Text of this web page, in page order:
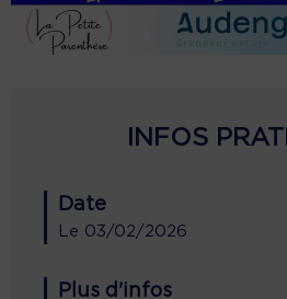
INFOS
Date
Le 03/02/2026
Plus d'infos